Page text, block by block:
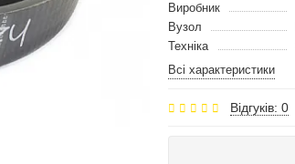
Виробник
Вузол
Техніка
Всі характеристики
Відгуків: 0